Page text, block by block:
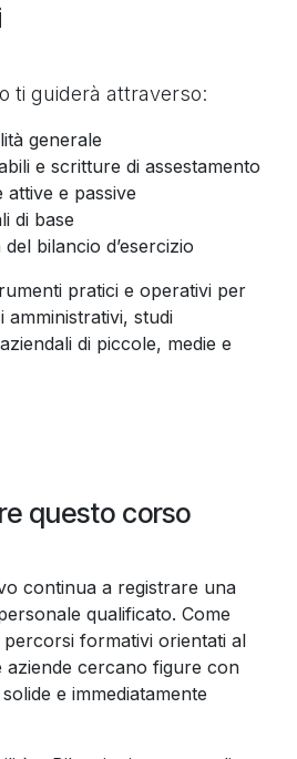
ti guiderà attraverso:
generale
e scritture di assestamento
e passive
di base
bilancio d’esercizio
pratici e operativi per
studi
di piccole, medie e
questo corso
continua a registrare una
qualificato. Come
formativi orientati al
cercano figure con
e immediatamente